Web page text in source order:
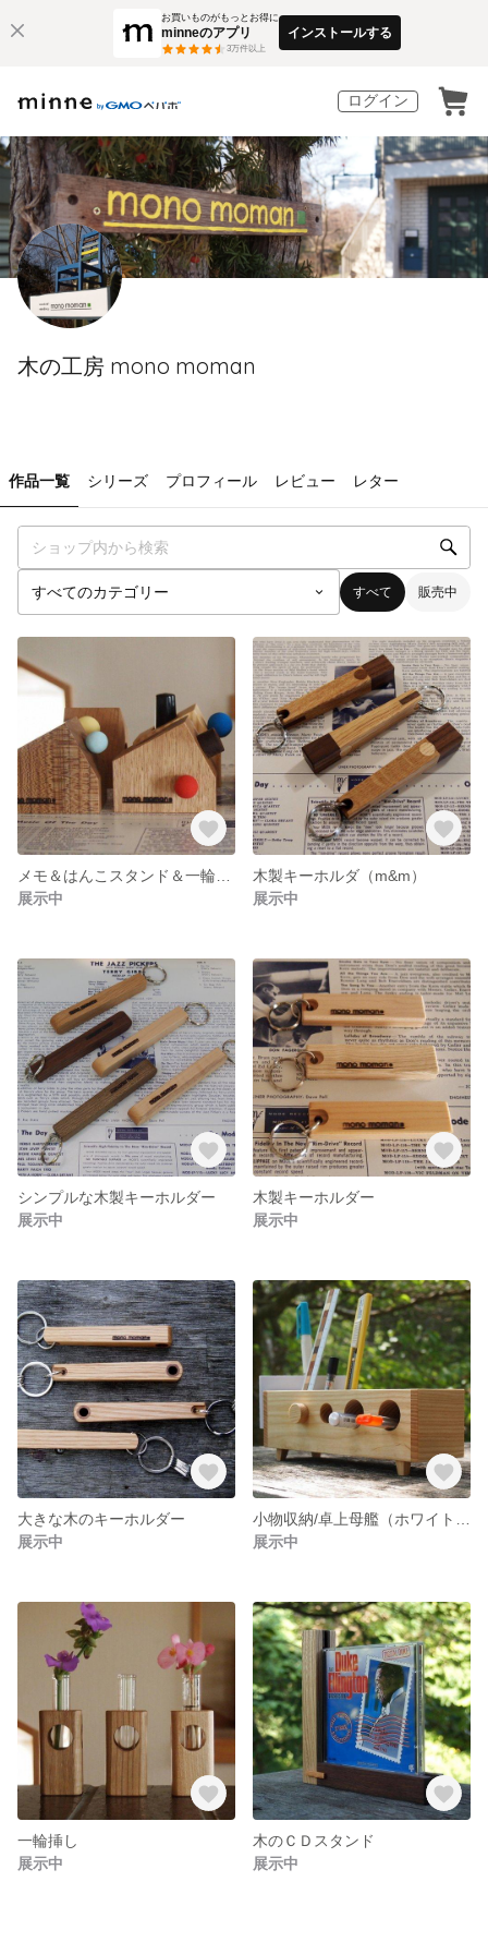
お買いものがもっとお得に
minneのアプリ
3万件以上
インストールする
ログイン
木の工房 mono moman
作品一覧 シリーズ プロフィール レビュー レター
すべて 販売中
展示中
木製キーホルダ（m&m）
展示中
シンプルな木製キーホルダー
展示中
木製キーホルダー
展示中
大きな木のキーホルダー
展示中
展示中
一輪挿し
展示中
木のＣＤスタンド
展示中